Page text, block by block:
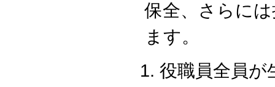
保全、さらに
ます。
役職員全員が